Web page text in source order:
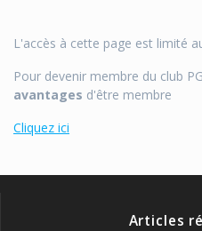
L'accès à cette page est limité
Pour devenir membre du club
avantages d'être membre
Cliquez ici
Articles